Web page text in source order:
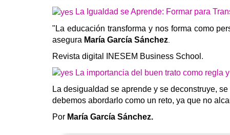
La Igualdad se Aprende: Formar para
"La educación transforma y nos forma como
asegura María García Sánchez
Revista digital INESEM Business School .
La importancia del buen trato como regla
La desigualdad se aprende y se deconstruye,
debemos abordarlo como un reto, ya que no
Por María García Sánchez.